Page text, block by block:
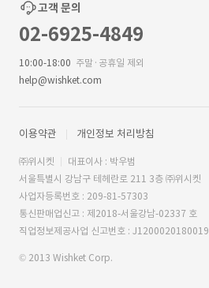
고객 문의
02-6925-4849
10:00-18:00 주말·공휴일 제외
help@wishket.com
이용약관 개인정보 처리방침
㈜위시켓
대표이사 : 박우범
서울특별시 강남구 테헤란로 211 3층 ㈜위시켓
사업자등록번호 : 209-81-57303
통신판매업신고 : 제2018-서울강남-02337 호
직업정보제공사업 신고번호 : J1200020180019
© 2013 Wishket Corp.